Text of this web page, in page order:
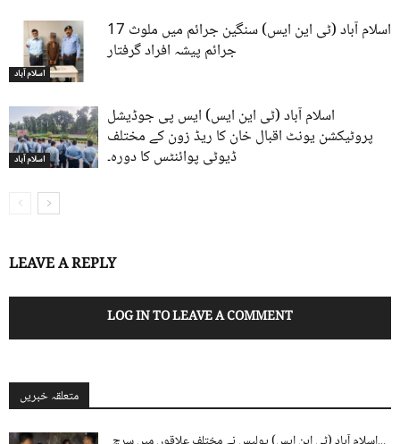
اسلام آباد
اسلام آباد (ٹی این ایس) سنگین جرائم میں ملوث 17
جرائم پیشہ افراد گرفتار
اسلام آباد
اسلام آباد (ٹی این ایس) ایس پی جوڈیشل
پروٹیکشن یونٹ اقبال خان کا ریڈ زون کے مختلف
ڈیوٹی پوائنٹس کا دورہ۔
LEAVE A REPLY
LOG IN TO LEAVE A COMMENT
متعلقہ خبریں